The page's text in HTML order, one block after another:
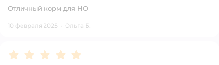
Отличный корм для НО
10 февраля 2025 · Ольга Б.
Рейтинг:5